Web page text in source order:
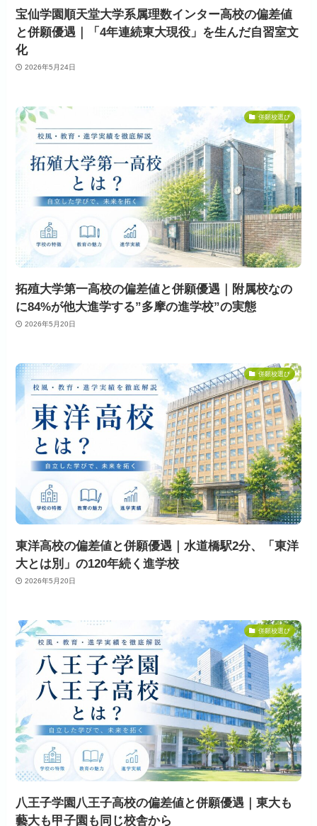
宝仙学園順天堂大学系属理数インター高校の偏差値
と併願優遇｜「4年連続東大現役」を生んだ自習室文
化
2026年5月24日
併願校選び
拓殖大学第一高校の偏差値と併願優遇｜附属校なの
に84%が他大進学する”多摩の進学校”の実態
2026年5月20日
併願校選び
東洋高校の偏差値と併願優遇｜水道橋駅2分、「東洋
大とは別」の120年続く進学校
2026年5月20日
併願校選び
八王子学園八王子高校の偏差値と併願優遇｜東大も
藝大も甲子園も同じ校舎から